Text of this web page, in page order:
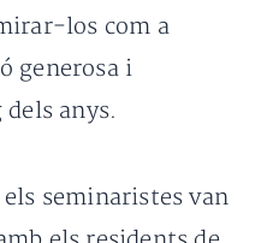
los com a
generosa i
anys.
seminaristes van